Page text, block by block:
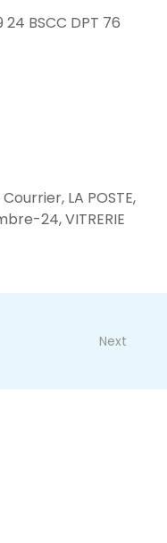
24 BSCC DPT 76
LA POSTE,
24, VITRERIE
Next